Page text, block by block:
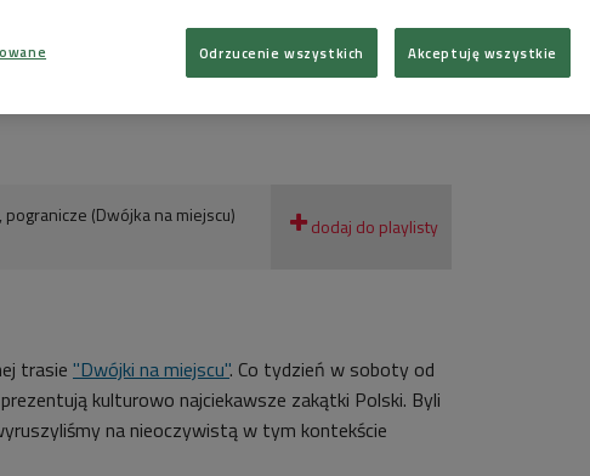
pogranicze (Dwójka na miejscu)
trasie "Dwójki na miejscu". Co tydzień w soboty od
kulturowo najciekawsze zakątki Polski. Byli
na nieoczywistą w tym kontekście
Odrzucenie wszystkich Akceptuję wszystkie